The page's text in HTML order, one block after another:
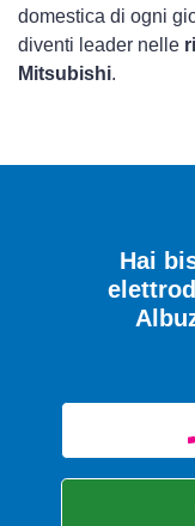
domestica di ogni
diventi leader nelle
Mitsubishi.
Hai